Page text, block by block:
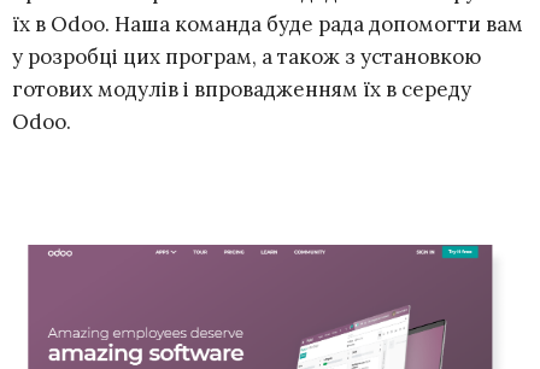
їх в Odoo. Наша команда буде рада допомогти вам
у розробці цих програм, а також з установкою
готових модулів і впровадженням їх в середу
Odoo.